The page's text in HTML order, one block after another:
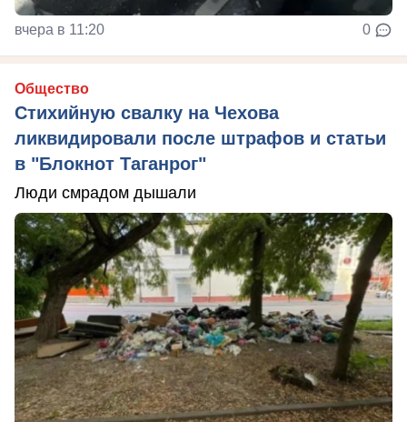
вчера в 11:20 0
Общество
Стихийную свалку на Чехова
ликвидировали после штрафов и статьи
в "Блокнот Таганрог"
Люди смрадом дышали